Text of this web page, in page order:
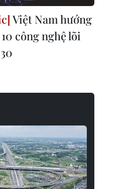
Việt Nam hướng
công nghệ lõi